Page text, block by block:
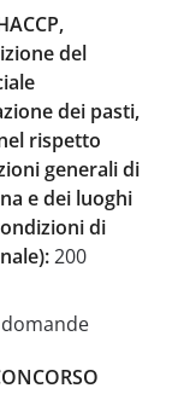
del
dei pasti,
rispetto
generali di
e dei luoghi
di
200